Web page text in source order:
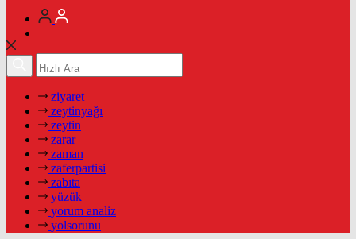
ziyaret
zeytinyağı
zeytin
zarar
zaman
zaferpartisi
zabıta
yüzük
yorum analiz
yolsorunu